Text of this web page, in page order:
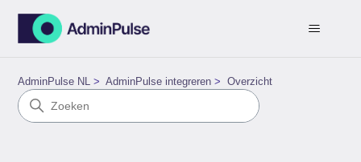
AdminPulse NL AdminPulse integreren Overzicht